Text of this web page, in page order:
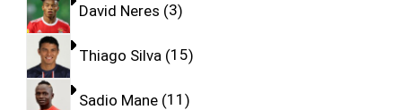
David Neres 3
Thiago Silva 15
Sadio Mane 11